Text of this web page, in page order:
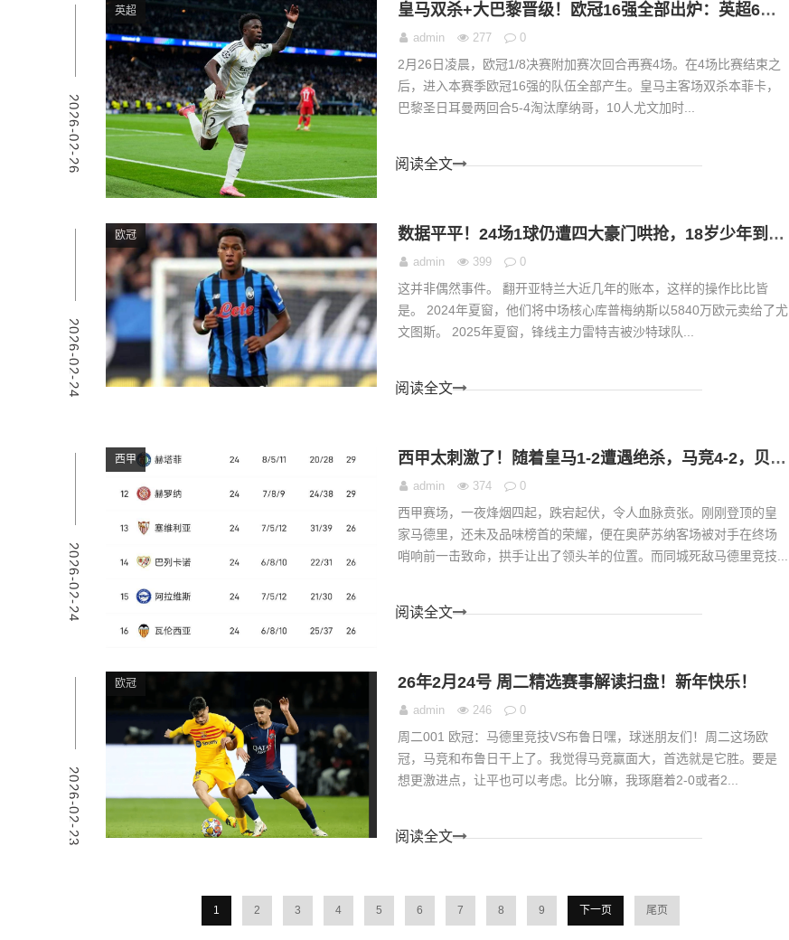
英超
2026-02-26
皇马双杀+大巴黎晋级！欧冠16强全部出炉：英超6队、意甲独苗
admin 277 0
2月26日凌晨，欧冠1/8决赛附加赛次回合再赛4场。在4场比赛结束之
后，进入本赛季欧冠16强的队伍全部产生。皇马主客场双杀本菲卡，
巴黎圣日耳曼两回合5-4淘汰摩纳哥，10人尤文加时...
阅读全文
欧冠
2026-02-24
数据平平！24场1球仍遭四大豪门哄抢，18岁少年到底藏着怎样的天赋？
admin 399 0
这并非偶然事件。 翻开亚特兰大近几年的账本，这样的操作比比皆
是。 2024年夏窗，他们将中场核心库普梅纳斯以5840万欧元卖给了尤
文图斯。 2025年夏窗，锋线主力雷特吉被沙特球队...
阅读全文
西甲
2026-02-24
西甲太刺激了！随着皇马1-2遭遇绝杀，马竞4-2，贝蒂斯1-1，西甲积分榜出炉
admin 374 0
西甲赛场，一夜烽烟四起，跌宕起伏，令人血脉贲张。刚刚登顶的皇
家马德里，还未及品味榜首的荣耀，便在奥萨苏纳客场被对手在终场
哨响前一击致命，拱手让出了领头羊的位置。而同城死敌马德里竞技...
阅读全文
欧冠
2026-02-23
26年2月24号 周二精选赛事解读扫盘！新年快乐！
admin 246 0
周二001 欧冠：马德里竞技VS布鲁日嘿，球迷朋友们！周二这场欧
冠，马竞和布鲁日干上了。我觉得马竞赢面大，首选就是它胜。要是
想更激进点，让平也可以考虑。比分嘛，我琢磨着2-0或者2...
阅读全文
1 2 3 4 5 6 7 8 9 下一页 尾页